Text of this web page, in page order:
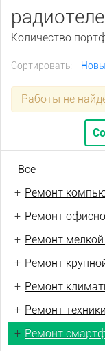
Количество
Сортировать:
Работы не
Все
+ Ремонт
+ Ремонт
+ Ремонт
+ Ремонт
+ Ремонт
+ Ремонт
+ Ремонт